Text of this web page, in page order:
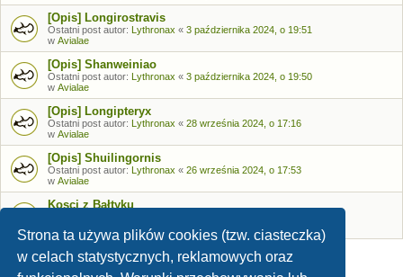
Strona ta używa plików cookies (tzw. ciasteczka)
w celach statystycznych, reklamowych oraz
[Opis] Longirostravis
Ostatni post autor: Lythronax « 3 października 2024, o 19:51
w Avialae
[Opis] Shanweiniao
Ostatni post autor: Lythronax « 3 października 2024, o 19:50
w Avialae
[Opis] Longipteryx
Ostatni post autor: Lythronax « 28 września 2024, o 17:16
w Avialae
[Opis] Shuilingornis
Ostatni post autor: Lythronax « 26 września 2024, o 17:53
w Avialae
Kosci z Bałtyku
Skamieniałości - identyfikacja